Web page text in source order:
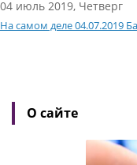
04 июль 2019, Четверг
На самом деле 04.07.2019
О сайте